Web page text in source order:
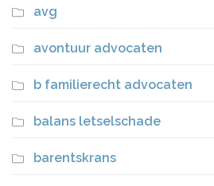
avg
avontuur advocaten
b familierecht advocaten
balans letselschade
barentskrans